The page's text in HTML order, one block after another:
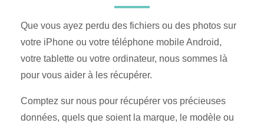
Que vous ayez perdu des fichiers ou des photos sur
votre iPhone ou votre téléphone mobile Android,
votre tablette ou votre ordinateur, nous sommes là
pour vous aider à les récupérer.
Comptez sur nous pour récupérer vos précieuses
données, quels que soient la marque, le modèle ou